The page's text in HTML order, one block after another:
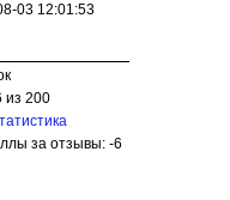
03 12:01:53
из 200
за отзывы: -6